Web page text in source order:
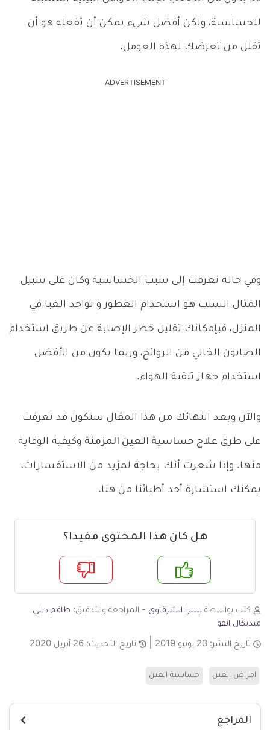
للحساسية، ولكن أفضل شيء يمكن أن تفعله هو أن
تقلل من تعرضك لهذه العومل.
ADVERTISEMENT
وفي حالة تعرفت إلى سبب الحساسية وكان على سبيل
المثال السبب هو استخدام العطور و تواجد الغبا في
المنزل، فبإمكانك تقليل خطر الإصابة عن طريق استخدام
الصابون الخالي من الروائح، وربما يكون من الأفضل
استخدام جهاز تنقية الهواء.
والآن وبعد انتهائك من هذا المقال ستكون قد تعرفت
على طرق علاج حساسية العين المزمنة وكيفية الوقاية
منها. وإذا شعرت أنك بحاجة لمزيد من الاستفسارات،
يمكنك استشارة أحد أطبائنا من هنا.
هل كان هذا المحتوى مفيدا؟
لا
كتب بواسطة يسرا الشرقاوي - المراجعة والتدقيق: طاقم ديلي
ميديكال انفو
تاريخ النشر: 23 يونيو 2019 تاريخ التحديث: 26 أبريل 2020
امراض العين حساسية العين
المراجع